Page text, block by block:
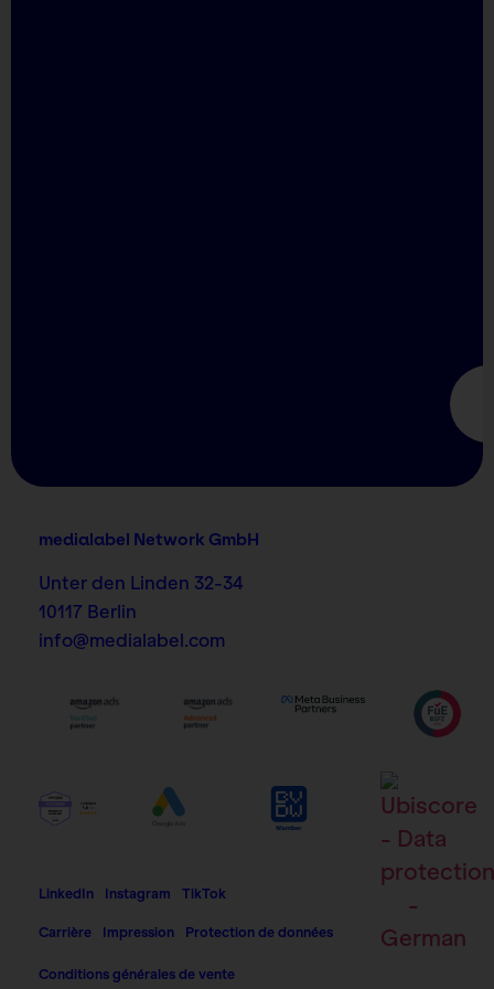
medialabel Network GmbH
Unter den Linden 32-34
10117 Berlin
info@medialabel.com
LinkedIn Instagram TikTok
Carrière Impression Protection de données
Conditions générales de vente